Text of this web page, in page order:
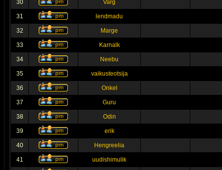
30 Varg
31 lendmadu
32 Marge
33 Karnalk
34 Neebu
35 vaikusteotsija
36 Onkel
37 Guru
38 Odin
39 erik
40 Hengreelia
41 uudishimulik